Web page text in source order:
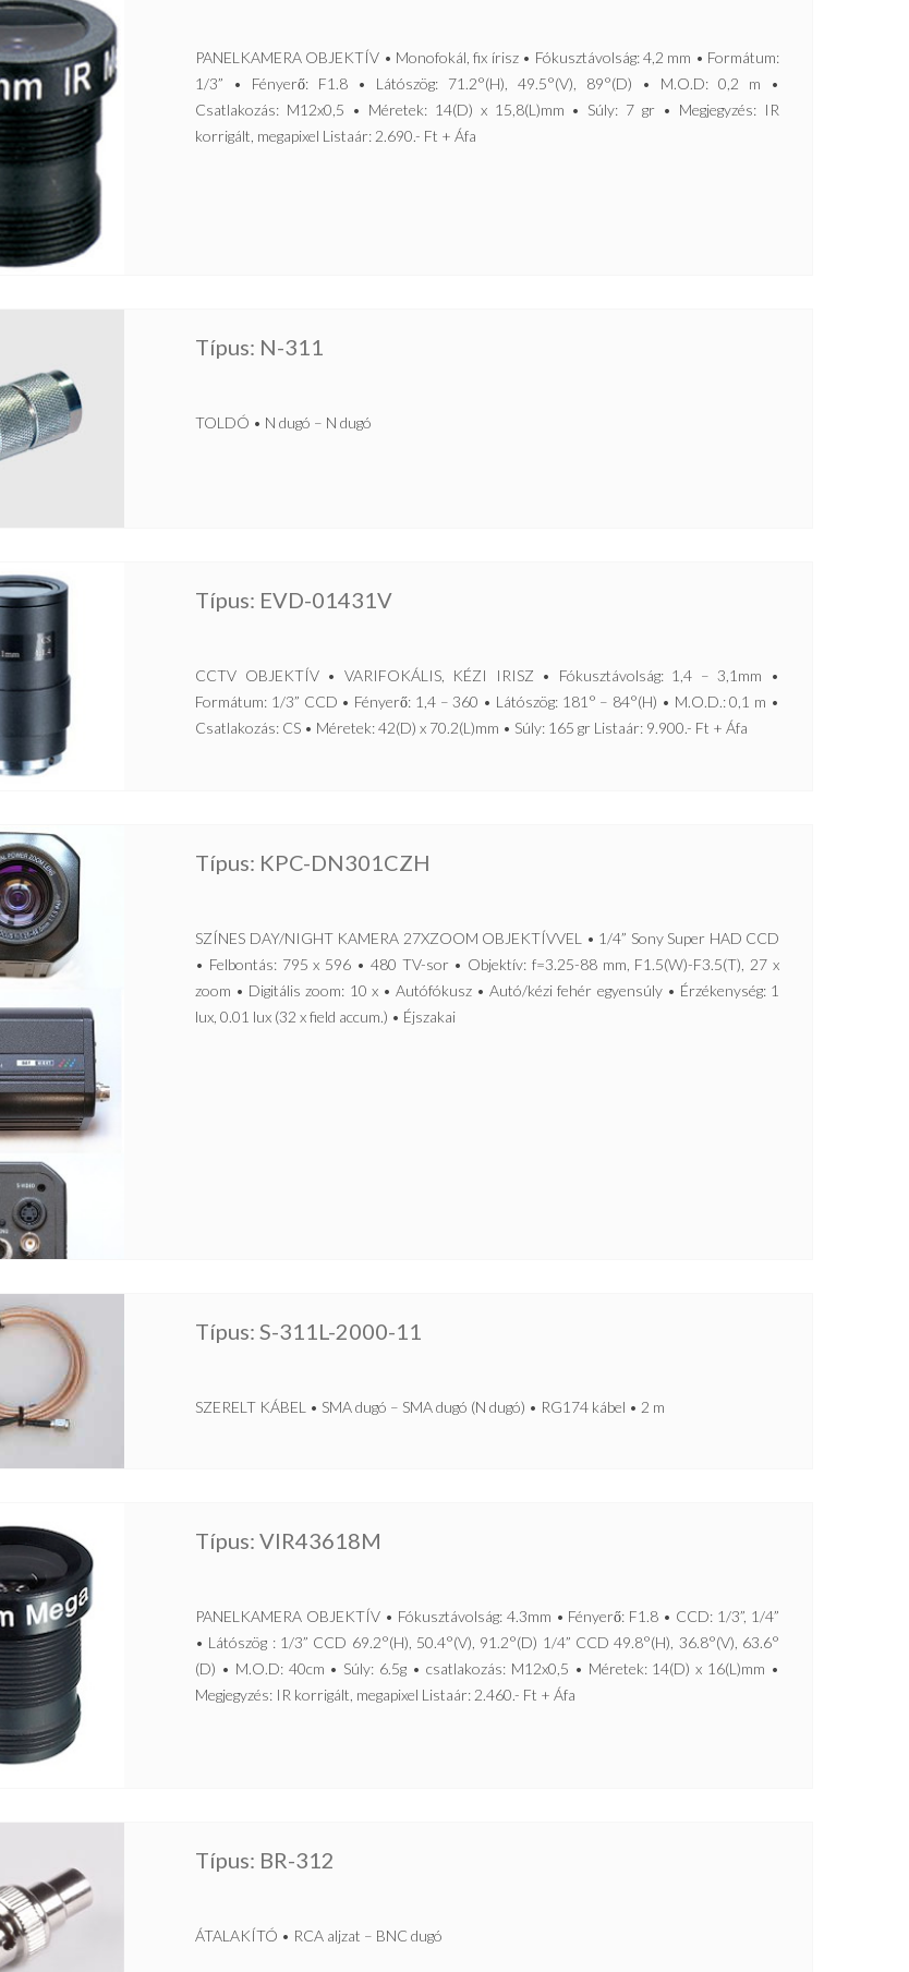
PANELKAMERA OBJEKTÍV • Monofokál, fix írisz • Fókusztávolság: 4,2 mm • Formátum:
1/3” • Fényerő: F1.8 • Látószög: 71.2°(H), 49.5°(V), 89°(D) • M.O.D: 0,2 m •
Csatlakozás: M12x0,5 • Méretek: 14(D) x 15,8(L)mm • Súly: 7 gr • Megjegyzés: IR
korrigált, megapixel Listaár: 2.690.- Ft + Áfa
Típus: N-311
TOLDÓ • N dugó – N dugó
Típus: EVD-01431V
CCTV OBJEKTÍV • VARIFOKÁLIS, KÉZI IRISZ • Fókusztávolság: 1,4 – 3,1mm •
Formátum: 1/3” CCD • Fényerő: 1,4 – 360 • Látószög: 181° – 84°(H) • M.O.D.: 0,1 m •
Csatlakozás: CS • Méretek: 42(D) x 70.2(L)mm • Súly: 165 gr Listaár: 9.900.- Ft + Áfa
Típus: KPC-DN301CZH
SZÍNES DAY/NIGHT KAMERA 27XZOOM OBJEKTÍVVEL • 1/4” Sony Super HAD CCD
• Felbontás: 795 x 596 • 480 TV-sor • Objektív: f=3.25-88 mm, F1.5(W)-F3.5(T), 27 x
zoom • Digitális zoom: 10 x • Autófókusz • Autó/kézi fehér egyensúly • Érzékenység: 1
lux, 0.01 lux (32 x field accum.) • Éjszakai
Típus: S-311L-2000-11
SZERELT KÁBEL • SMA dugó – SMA dugó (N dugó) • RG174 kábel • 2 m
Típus: VIR43618M
PANELKAMERA OBJEKTÍV • Fókusztávolság: 4.3mm • Fényerő: F1.8 • CCD: 1/3”, 1/4”
• Látószög : 1/3” CCD 69.2°(H), 50.4°(V), 91.2°(D) 1/4” CCD 49.8°(H), 36.8°(V), 63.6°
(D) • M.O.D: 40cm • Súly: 6.5g • csatlakozás: M12x0,5 • Méretek: 14(D) x 16(L)mm •
Megjegyzés: IR korrigált, megapixel Listaár: 2.460.- Ft + Áfa
Típus: BR-312
ÁTALAKÍTÓ • RCA aljzat – BNC dugó